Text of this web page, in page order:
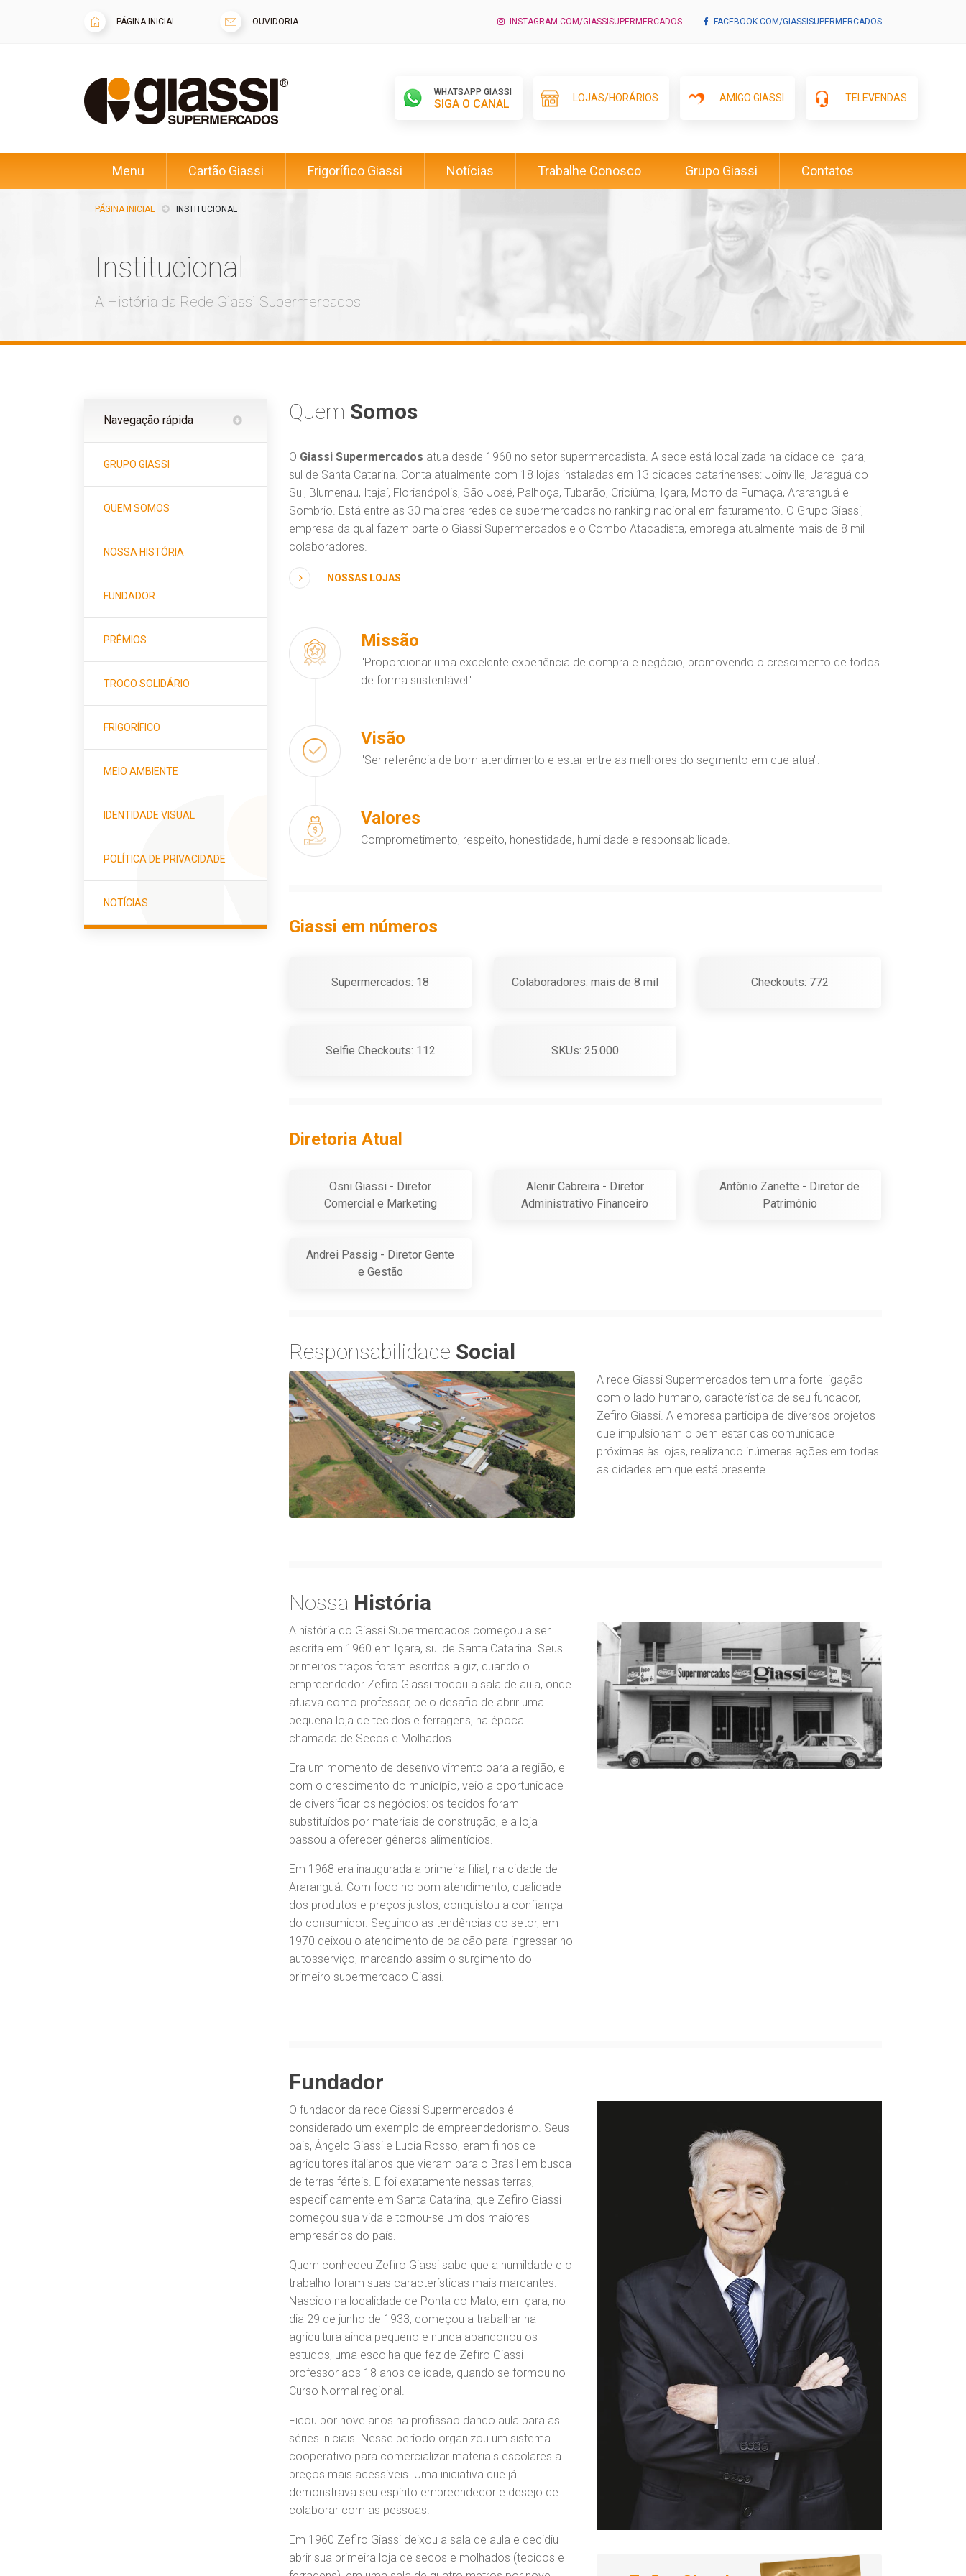
PÁGINA INICIAL OUVIDORIA INSTAGRAM.COM/GIASSISUPERMERCADOS FACEBOOK.COM/GIASSISUPERMERCADOS
WHATSAPP GIASSI
SIGA O CANAL LOJAS/HORÁRIOS AMIGO GIASSI TELEVENDAS
Menu Cartão Giassi Frigorífico Giassi Notícias Trabalhe Conosco Grupo Giassi Contatos
PÁGINA INICIAL INSTITUCIONAL
Institucional
A História da Rede Giassi Supermercados
Navegação rápida
GRUPO GIASSI
QUEM SOMOS
NOSSA HISTÓRIA
FUNDADOR
PRÊMIOS
TROCO SOLIDÁRIO
FRIGORÍFICO
MEIO AMBIENTE
IDENTIDADE VISUAL
POLÍTICA DE PRIVACIDADE
NOTÍCIAS
Quem Somos
O Giassi Supermercados atua desde 1960 no setor supermercadista. A sede está localizada na cidade de Içara,
sul de Santa Catarina. Conta atualmente com 18 lojas instaladas em 13 cidades catarinenses: Joinville, Jaraguá do
Sul, Blumenau, Itajaí, Florianópolis, São José, Palhoça, Tubarão, Criciúma, Içara, Morro da Fumaça, Araranguá e
Sombrio. Está entre as 30 maiores redes de supermercados no ranking nacional em faturamento. O Grupo Giassi,
empresa da qual fazem parte o Giassi Supermercados e o Combo Atacadista, emprega atualmente mais de 8 mil
colaboradores.
NOSSAS LOJAS
Missão
"Proporcionar uma excelente experiência de compra e negócio, promovendo o crescimento de todos
de forma sustentável".
Visão
"Ser referência de bom atendimento e estar entre as melhores do segmento em que atua".
Valores
Comprometimento, respeito, honestidade, humildade e responsabilidade.
Giassi em números
Supermercados: 18 Colaboradores: mais de 8 mil Checkouts: 772
Selfie Checkouts: 112 SKUs: 25.000
Diretoria Atual
Osni Giassi - Diretor
Comercial e Marketing
Alenir Cabreira - Diretor
Administrativo Financeiro
Antônio Zanette - Diretor de
Patrimônio
Andrei Passig - Diretor Gente
e Gestão
Responsabilidade Social
A rede Giassi Supermercados tem uma forte ligação
com o lado humano, característica de seu fundador,
Zefiro Giassi. A empresa participa de diversos projetos
que impulsionam o bem estar das comunidade
próximas às lojas, realizando inúmeras ações em todas
as cidades em que está presente.
Nossa História
A história do Giassi Supermercados começou a ser
escrita em 1960 em Içara, sul de Santa Catarina. Seus
primeiros traços foram escritos a giz, quando o
empreendedor Zefiro Giassi trocou a sala de aula, onde
atuava como professor, pelo desafio de abrir uma
pequena loja de tecidos e ferragens, na época
chamada de Secos e Molhados.
Era um momento de desenvolvimento para a região, e
com o crescimento do município, veio a oportunidade
de diversificar os negócios: os tecidos foram
substituídos por materiais de construção, e a loja
passou a oferecer gêneros alimentícios.
Em 1968 era inaugurada a primeira filial, na cidade de
Araranguá. Com foco no bom atendimento, qualidade
dos produtos e preços justos, conquistou a confiança
do consumidor. Seguindo as tendências do setor, em
1970 deixou o atendimento de balcão para ingressar no
autosserviço, marcando assim o surgimento do
primeiro supermercado Giassi.
Fundador
O fundador da rede Giassi Supermercados é
considerado um exemplo de empreendedorismo. Seus
pais, Ângelo Giassi e Lucia Rosso, eram filhos de
agricultores italianos que vieram para o Brasil em busca
de terras férteis. E foi exatamente nessas terras,
especificamente em Santa Catarina, que Zefiro Giassi
começou sua vida e tornou-se um dos maiores
empresários do país.
Quem conheceu Zefiro Giassi sabe que a humildade e o
trabalho foram suas características mais marcantes.
Nascido na localidade de Ponta do Mato, em Içara, no
dia 29 de junho de 1933, começou a trabalhar na
agricultura ainda pequeno e nunca abandonou os
estudos, uma escolha que fez de Zefiro Giassi
professor aos 18 anos de idade, quando se formou no
Curso Normal regional.
Ficou por nove anos na profissão dando aula para as
séries iniciais. Nesse período organizou um sistema
cooperativo para comercializar materiais escolares a
preços mais acessíveis. Uma iniciativa que já
demonstrava seu espírito empreendedor e desejo de
colaborar com as pessoas.
Em 1960 Zefiro Giassi deixou a sala de aula e decidiu
abrir sua primeira loja de secos e molhados (tecidos e